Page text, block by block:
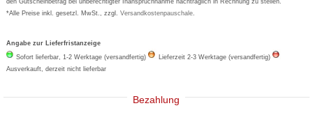
den Gutscheinbetrag bei unberechtigter Inanspruchnahme nachträglich in Rechnung zu stellen.
*Alle Preise inkl. gesetzl. MwSt., zzgl.Versandkostenpauschale.
Angabe zur Lieferfristanzeige
Sofort lieferbar, 1-2 Werktage (versandfertig)
Lieferzeit 2-3 Werktage (versandfertig)
Ausverkauft, derzeit nicht lieferbar
Bezahlung